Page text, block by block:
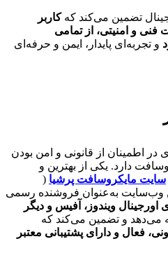
تضمین می‌کند کهکاربر
فنی و امنیتی، از تمامی
و تجربه‌ای پایدار، ایمن و حرفه‌ای
در اطمینان از قانونی و امن بودن
دارد. یکی از بهترین و
سایت مایکروسافت پرشیا (
وب‌سایت به‌عنوان فروشنده رسمی
اورجینال ویندوز، آفیس و دیگر
می‌دهد و تضمین می‌کند که
فعال و دارای پشتیبانی معتبر